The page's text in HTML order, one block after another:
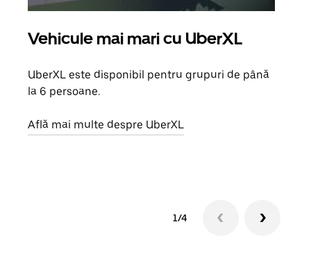
Vehicule mai mari cu UberXL
UberXL este disponibil pentru grupuri de până
la 6 persoane.
Află mai multe despre UberXL
1/4